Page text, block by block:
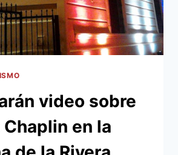
video sobre
en la